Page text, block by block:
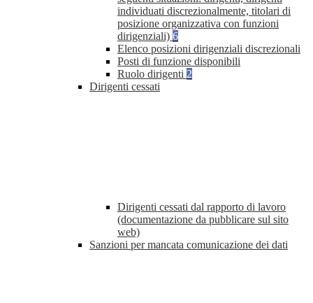
individuati discrezionalmente, titolari di
posizione organizzativa con funzioni
dirigenziali) 6
Elenco posizioni dirigenziali discrezionali
Posti di funzione disponibili
Ruolo dirigenti 2
Dirigenti cessati
Dirigenti cessati dal rapporto di lavoro
(documentazione da pubblicare sul sito
web)
Sanzioni per mancata comunicazione dei dati